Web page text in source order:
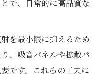
で、日常的に高品質な
を最小限に抑えるため
、吸音パネルや拡散パ
です。これらの工夫に